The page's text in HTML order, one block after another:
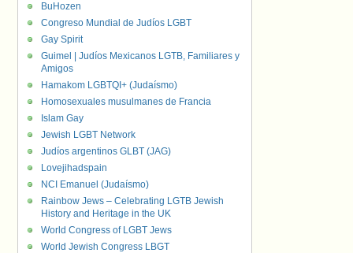
BuHozen
Congreso Mundial de Judíos LGBT
Gay Spirit
Guimel | Judíos Mexicanos LGTB, Familiares y
Amigos
Hamakom LGBTQI+ (Judaísmo)
Homosexuales musulmanes de Francia
Islam Gay
Jewish LGBT Network
Judíos argentinos GLBT (JAG)
Lovejihadspain
NCI Emanuel (Judaísmo)
Rainbow Jews – Celebrating LGTB Jewish
History and Heritage in the UK
World Congress of LGBT Jews
World Jewish Congress LBGT